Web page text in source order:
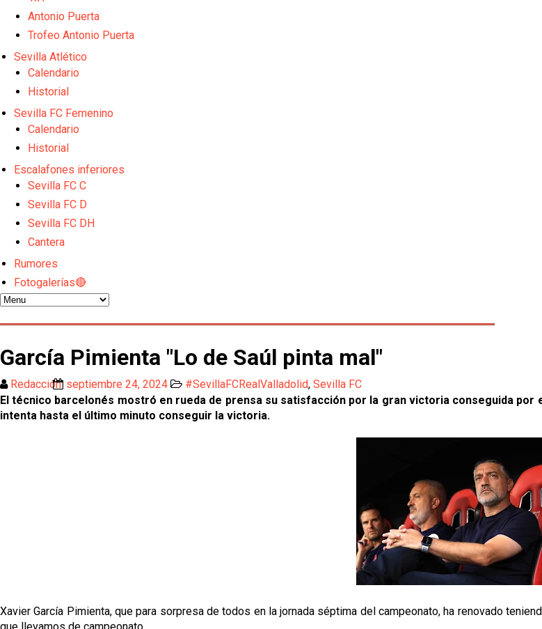
Opinión | "Carta abierta a Alberto Flores" por Rafa García
Análisis I Quién es y cómo juega Fran González
Miguel Sierra: La temporada pasada se vio reflejado que podemos tirar para delante y
OFICIAL | Juanlu se marcha al Bournemouth
Antonio Puerta
Trofeo Antonio Puerta
Sevilla Atlético
Calendario
Historial
Sevilla FC Femenino
Calendario
Historial
Escalafones inferiores
Sevilla FC C
Sevilla FC D
Sevilla FC DH
Cantera
Rumores
Fotogalerías🔴
García Pimienta "Lo de Saúl pinta mal"
Redacción septiembre 24, 2024 #SevillaFCRealValladolid, Sevilla FC
El técnico barcelonés mostró en rueda de prensa su satisfacción por la gran victoria conseguida por
intenta hasta el último minuto conseguir la victoria.
Xavier García Pimienta, que para sorpresa de todos en la jornada séptima del campeonato, ha renovado